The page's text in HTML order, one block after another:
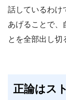
話しているわけ
あげることで、
とを全部出し切
正論はス